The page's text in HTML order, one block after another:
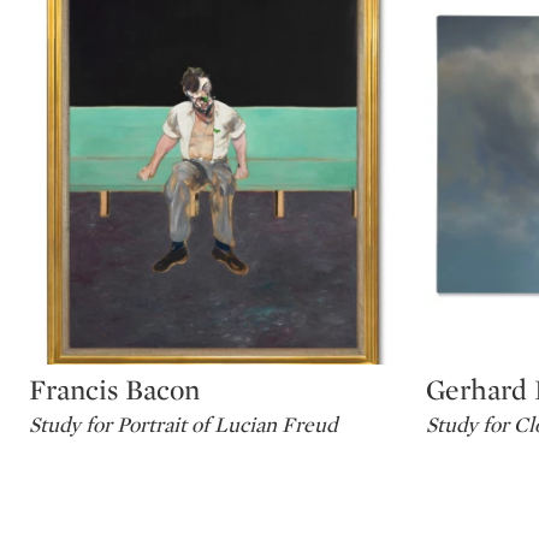
Type: lot
Francis Bacon
Study for Portrait of Lucian Freud
Type: lot
Gerhard
Study for